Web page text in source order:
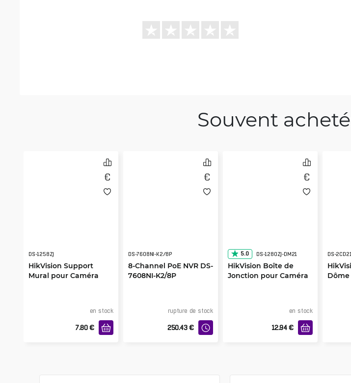
Souvent
DS-1258ZJ
HikVision Support
Mural pour Caméra
en stock
7.80 €
DS-7608NI-K2/8P
8-Channel PoE NVR DS-
7608NI-K2/8P
rupture de stock
250.43 €
5.0 DS-1280ZJ-DM21
HikVision Boîte de
Jonction pour Caméra
en stock
12.94 €
HikVision 4 MP
Dôme